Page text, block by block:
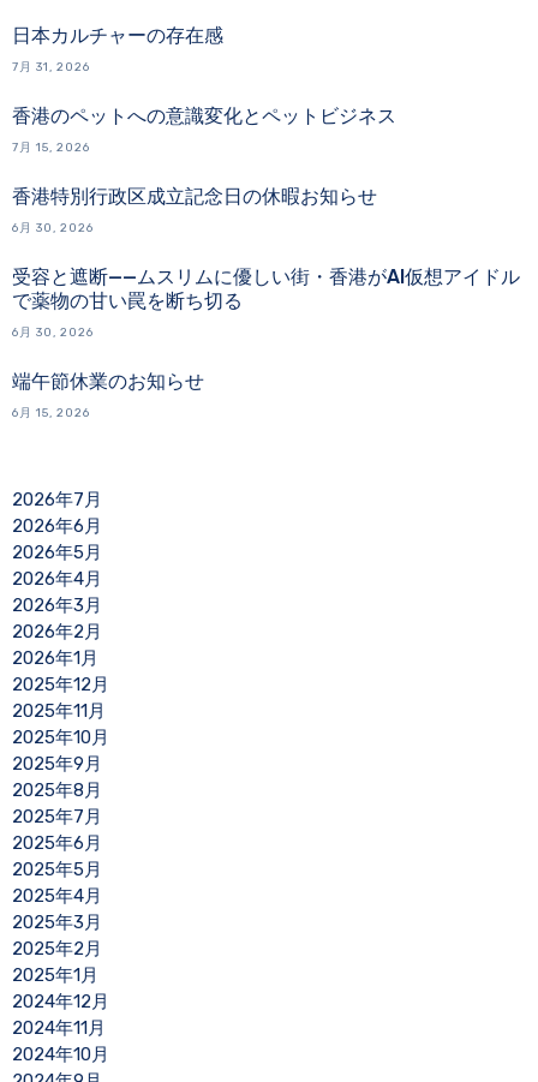
日本カルチャーの存在感
7月 31, 2026
香港のペットへの意識変化とペットビジネス
7月 15, 2026
香港特別行政区成立記念日の休暇お知らせ
6月 30, 2026
受容と遮断——ムスリムに優しい街・香港がAI仮想アイドル
で薬物の甘い罠を断ち切る
6月 30, 2026
端午節休業のお知らせ
6月 15, 2026
2026年7月
2026年6月
2026年5月
2026年4月
2026年3月
2026年2月
2026年1月
2025年12月
2025年11月
2025年10月
2025年9月
2025年8月
2025年7月
2025年6月
2025年5月
2025年4月
2025年3月
2025年2月
2025年1月
2024年12月
2024年11月
2024年10月